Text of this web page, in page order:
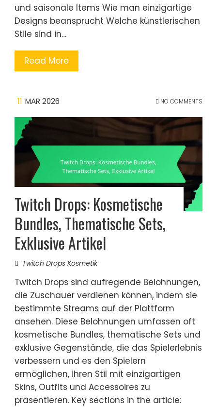
und saisonale Items Wie man einzigartige
Designs beansprucht Welche künstlerischen
Stile sind in…
Read More
11 MAR 2026 NO COMMENTS
Twitch Drops: Kosmetische
Bundles, Thematische Sets,
Exklusive Artikel
Twitch Drops Kosmetik
Twitch Drops sind aufregende Belohnungen,
die Zuschauer verdienen können, indem sie
bestimmte Streams auf der Plattform
ansehen. Diese Belohnungen umfassen oft
kosmetische Bundles, thematische Sets und
exklusive Gegenstände, die das Spielerlebnis
verbessern und es den Spielern
ermöglichen, ihren Stil mit einzigartigen
Skins, Outfits und Accessoires zu
präsentieren. Key sections in the article: